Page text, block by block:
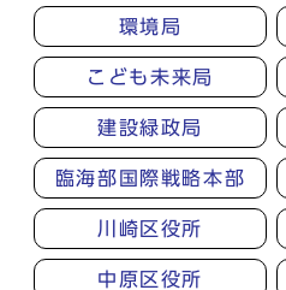
環境局
こども未来局
建設緑政局
臨海部国際戦略本部
川崎区役所
中原区役所